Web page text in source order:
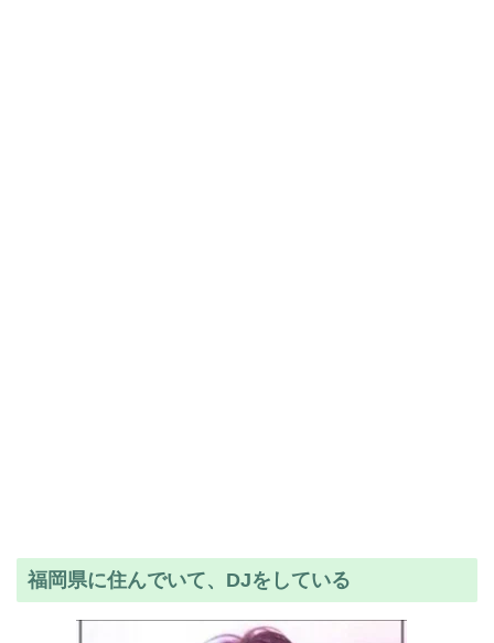
福岡県に住んでいて、DJをしている